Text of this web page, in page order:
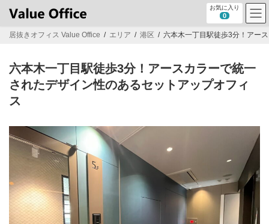
お気に入り
0
居抜きオフィス Value Office エリア 港区 六本木一丁目駅徒歩3分！アー
六本木一丁目駅徒歩3分！アースカラーで統一
されたデザイン性のあるセットアップオフィ
ス